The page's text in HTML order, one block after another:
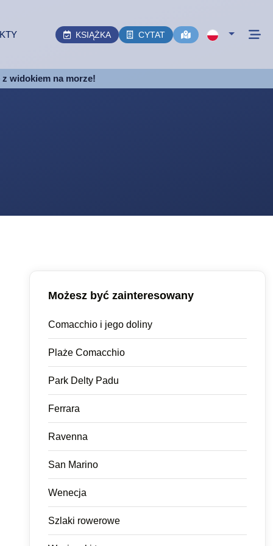
KSIĄŻKA CYTAT
widokiem na morze!
Możesz być zainteresowany
Comacchio i jego doliny
Plaże Comacchio
Park Delty Padu
Ferrara
Ravenna
San Marino
Wenecja
Szlaki rowerowe